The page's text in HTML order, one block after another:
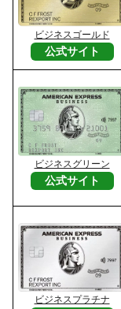
ビジネスゴールド
公式サイト
ビジネスグリーン
公式サイト
ビジネスプラチナ